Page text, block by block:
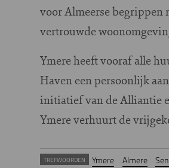
voor Almeerse begrippen
vertrouwde
Ymere heeft vooraf alle
Haven een persoonlijk
initiatief van de Alliantie
Ymere verhuurt de
TREFWOORDEN Ymere Almere